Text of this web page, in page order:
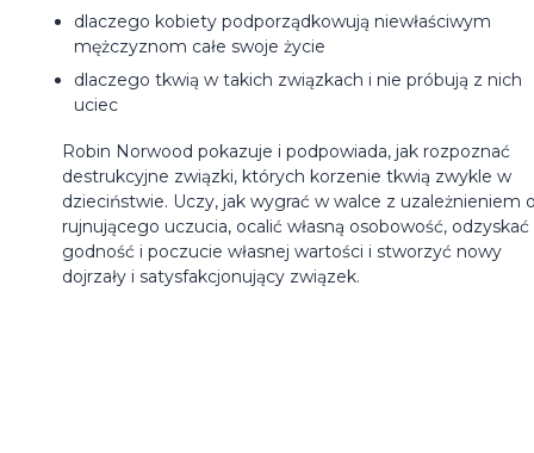
dlaczego kobiety podporządkowują niewłaściwym
mężczyznom całe swoje życie
dlaczego tkwią w takich związkach i nie próbują z nich
uciec
Robin Norwood pokazuje i podpowiada, jak rozpoznać
destrukcyjne związki, których korzenie tkwią zwykle w
dzieciństwie. Uczy, jak wygrać w walce z uzależnieniem
rujnującego uczucia, ocalić własną osobowość, odzyskać
godność i poczucie własnej wartości i stworzyć nowy
dojrzały i satysfakcjonujący związek.